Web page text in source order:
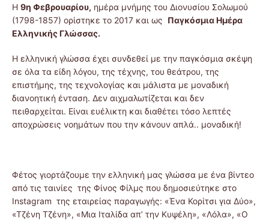
Η 9η Φεβρουαρίου, ημέρα μνήμης του Διονυσίου Σολωμού
(1798-1857) ορίστηκε το 2017 και ως Παγκόσμια Ημέρα
Ελληνικής Γλώσσας.
Η ελληνική γλώσσα έχει συνδεθεί με την παγκόσμια σκέψη
σε όλα τα είδη λόγου, της τέχνης, του θεάτρου, της
επιστήμης, της τεχνολογίας και μάλιστα με μοναδική
διανοητική ένταση. Δεν αιχμαλωτίζεται και δεν
πειθαρχείται. Είναι ευέλικτη και διαθέτει τόσο λεπτές
αποχρώσεις νοημάτων που την κάνουν απλά.. μοναδική!
Φέτος γιορτάζουμε την ελληνική μας γλώσσα με ένα βίντεο
από τις ταινίες της Φίνος Φίλμς που δημοσιεύτηκε στο
Instagram της εταιρείας παραγωγής: «Ένα Κορίτσι για Δύο»,
«Τζένη Τζένη», «Μια Ιταλίδα απ’ την Κυψέλη», «Λόλα», «Ο